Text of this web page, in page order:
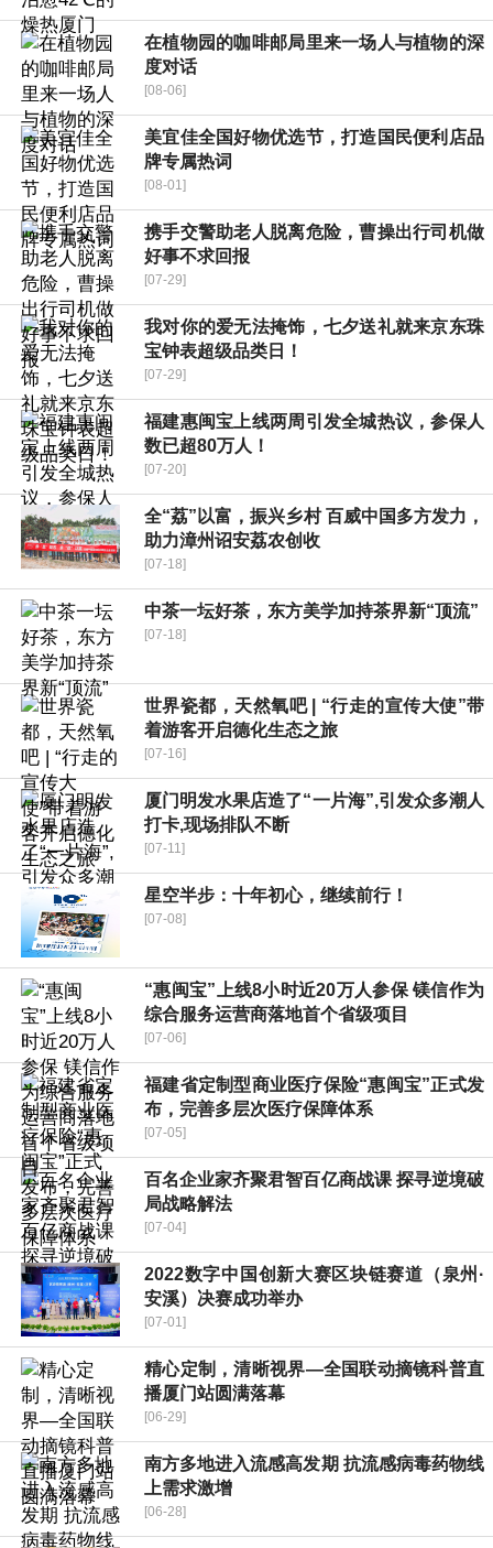
在植物园的咖啡邮局里来一场人与植物的深
度对话
[08-06]
美宜佳全国好物优选节，打造国民便利店品
牌专属热词
[08-01]
携手交警助老人脱离危险，曹操出行司机做
好事不求回报
[07-29]
我对你的爱无法掩饰，七夕送礼就来京东珠
宝钟表超级品类日！
[07-29]
福建惠闽宝上线两周引发全城热议，参保人
数已超80万人！
[07-20]
全“荔”以富，振兴乡村 百威中国多方发力，
助力漳州诏安荔农创收
[07-18]
中茶一坛好茶，东方美学加持茶界新“顶流”
[07-18]
世界瓷都，天然氧吧 | “行走的宣传大使”带
着游客开启德化生态之旅
[07-16]
厦门明发水果店造了“一片海”,引发众多潮人
打卡,现场排队不断
[07-11]
星空半步：十年初心，继续前行！
[07-08]
“惠闽宝”上线8小时近20万人参保 镁信作为
综合服务运营商落地首个省级项目
[07-06]
福建省定制型商业医疗保险“惠闽宝”正式发
布，完善多层次医疗保障体系
[07-05]
百名企业家齐聚君智百亿商战课 探寻逆境破
局战略解法
[07-04]
2022数字中国创新大赛区块链赛道（泉州·
安溪）决赛成功举办
[07-01]
精心定制，清晰视界—全国联动摘镜科普直
播厦门站圆满落幕
[06-29]
南方多地进入流感高发期 抗流感病毒药物线
上需求激增
[06-28]